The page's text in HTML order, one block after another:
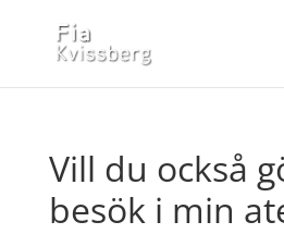
Vill du också
besök i min